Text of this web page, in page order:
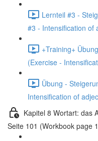
Lernteil #3 -
#3 - Intensification of
+Training+
(Exercise -
Übung -
Intensification of
Kapitel 8 Wortart: das
Seite 101 (Workbook page